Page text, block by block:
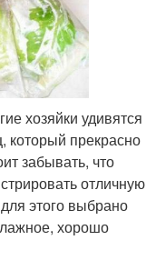
хозяйки удивятся
который прекрасно
забывать, что
отличную
этого выбрано
хорошо